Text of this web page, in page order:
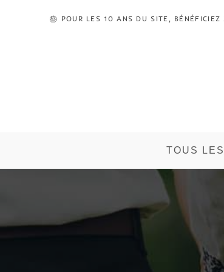
🎂 POUR LES 10 ANS DU SITE, BÉNÉFICIEZ
TOUS